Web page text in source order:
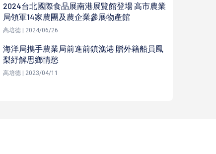
2024台北國際食品展南港展覽館登場 高市農業
局領軍14家農團及農企業參展物產館
高培德 | 2024/06/26
海洋局攜手農業局前進前鎮漁港 贈外籍船員鳳
梨紓解思鄉情愁
高培德 | 2023/04/11